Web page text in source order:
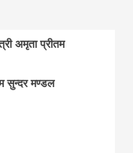
अमृता प्रीतम
सुन्दर मण्डल